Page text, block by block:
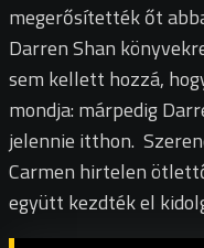
megerősítették őt
Darren Shan
sem kellett hozzá,
mondja: márpedig
jelennie itthon.
Carmen hirtelen
együtt kezdték el